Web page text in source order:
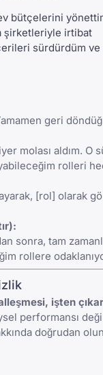
bütçelerini
şirketleriyle irtibat
sürdürdüm ve
geri
molası aldım.
rolleri
[rol] olarak
sonra, tam
rollere
işten
performansı
doğrudan